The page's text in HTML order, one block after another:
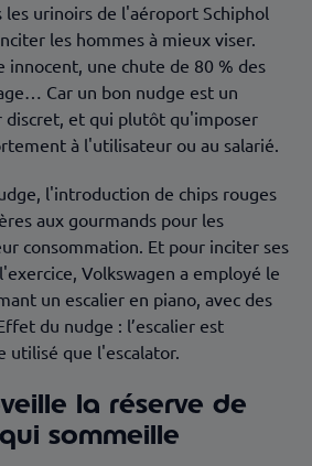
les urinoirs de l'aéroport Schiphol
les hommes à mieux viser.
innocent, une chute de 80 % des
Car un bon nudge est un
discret, et qui plutôt qu'imposer
à l'utilisateur ou au salarié.
l'introduction de chips rouges
aux gourmands pour les
consommation. Et pour inciter ses
Volkswagen a employé le
un escalier en piano, avec des
du nudge : l’escalier est
utilisé que l'escalator.
la réserve de
sommeille